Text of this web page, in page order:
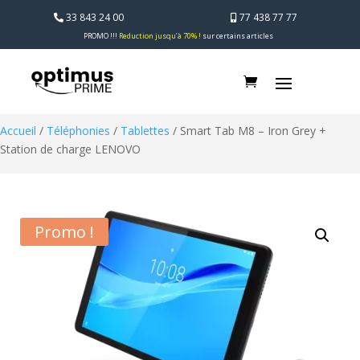
33 843 24 00 77 438 77 77
PROMO !!! Reduction jusqu’à 70% ! sur certains articles
Accueil / Téléphonies / Tablettes / Smart Tab M8 – Iron Grey +
Station de charge LENOVO
Promo !